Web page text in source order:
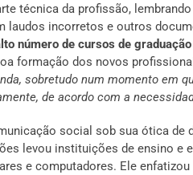
técnica da profissão,
laudos incorretos e outros
número de cursos de
formação dos novos
sobretudo num momento em
de acordo com a
social sob sua ótica de
levou instituições de ensino e
e computadores. Ele